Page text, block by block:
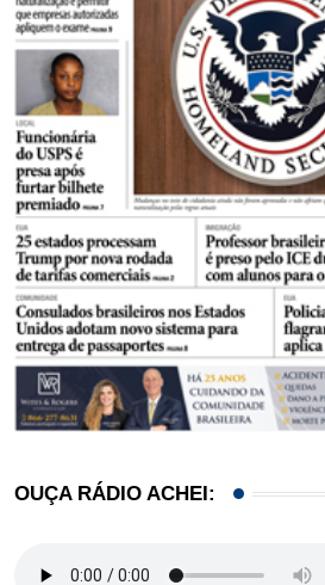
OUÇA RÁDIO ACHEI: